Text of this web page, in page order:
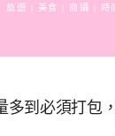
旅遊 | 美食 | 商攝 | 時
多到必須打包